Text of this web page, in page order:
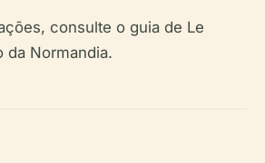
consulte o guia de Le
da Normandia.